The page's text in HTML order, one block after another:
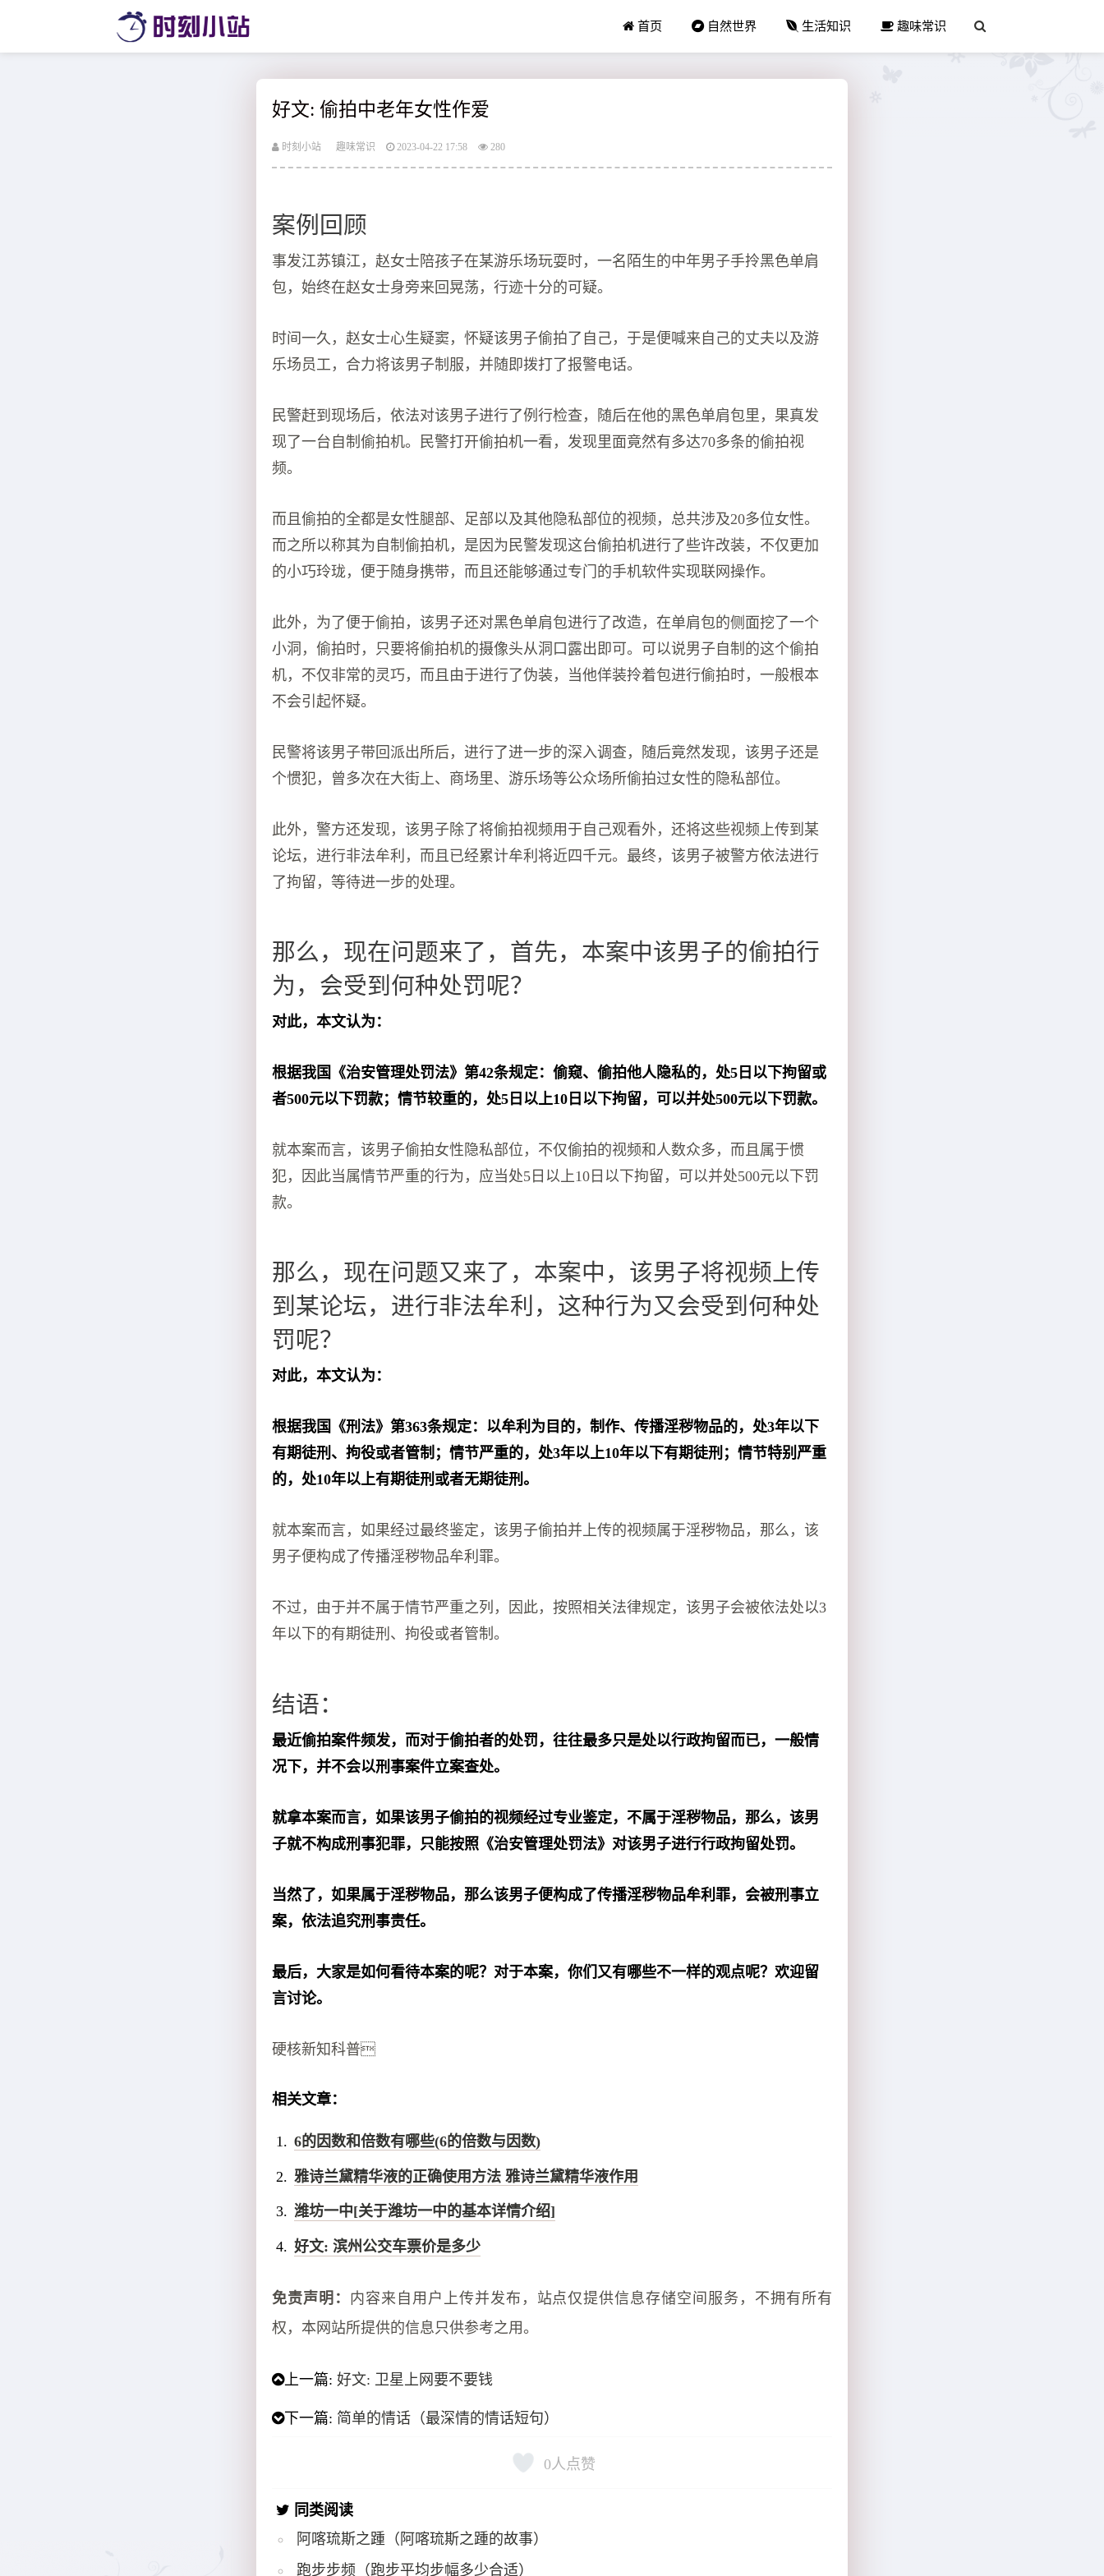
首页 自然世界 生活知识 趣味常识
好文: 偷拍中老年女性作爱
时刻小站 趣味常识 2023-04-22 17:58 280
案例回顾
事发江苏镇江，赵女士陪孩子在某游乐场玩耍时，一名陌生的中年男子手拎黑色单肩
包，始终在赵女士身旁来回晃荡，行迹十分的可疑。
时间一久，赵女士心生疑窦，怀疑该男子偷拍了自己，于是便喊来自己的丈夫以及游
乐场员工，合力将该男子制服，并随即拨打了报警电话。
民警赶到现场后，依法对该男子进行了例行检查，随后在他的黑色单肩包里，果真发
现了一台自制偷拍机。民警打开偷拍机一看，发现里面竟然有多达70多条的偷拍视
频。
而且偷拍的全都是女性腿部、足部以及其他隐私部位的视频，总共涉及20多位女性。
而之所以称其为自制偷拍机，是因为民警发现这台偷拍机进行了些许改装，不仅更加
的小巧玲珑，便于随身携带，而且还能够通过专门的手机软件实现联网操作。
此外，为了便于偷拍，该男子还对黑色单肩包进行了改造，在单肩包的侧面挖了一个
小洞，偷拍时，只要将偷拍机的摄像头从洞口露出即可。可以说男子自制的这个偷拍
机，不仅非常的灵巧，而且由于进行了伪装，当他佯装拎着包进行偷拍时，一般根本
不会引起怀疑。
民警将该男子带回派出所后，进行了进一步的深入调查，随后竟然发现，该男子还是
个惯犯，曾多次在大街上、商场里、游乐场等公众场所偷拍过女性的隐私部位。
此外，警方还发现，该男子除了将偷拍视频用于自己观看外，还将这些视频上传到某
论坛，进行非法牟利，而且已经累计牟利将近四千元。最终，该男子被警方依法进行
了拘留，等待进一步的处理。
那么，现在问题来了，首先，本案中该男子的偷拍行
为，会受到何种处罚呢？
对此，本文认为：
根据我国《治安管理处罚法》第42条规定：偷窥、偷拍他人隐私的，处5日以下拘留或
者500元以下罚款；情节较重的，处5日以上10日以下拘留，可以并处500元以下罚款。
就本案而言，该男子偷拍女性隐私部位，不仅偷拍的视频和人数众多，而且属于惯
犯，因此当属情节严重的行为，应当处5日以上10日以下拘留，可以并处500元以下罚
款。
那么，现在问题又来了，本案中，该男子将视频上传
到某论坛，进行非法牟利，这种行为又会受到何种处
罚呢？
对此，本文认为：
根据我国《刑法》第363条规定：以牟利为目的，制作、传播淫秽物品的，处3年以下
有期徒刑、拘役或者管制；情节严重的，处3年以上10年以下有期徒刑；情节特别严重
的，处10年以上有期徒刑或者无期徒刑。
就本案而言，如果经过最终鉴定，该男子偷拍并上传的视频属于淫秽物品，那么，该
男子便构成了传播淫秽物品牟利罪。
不过，由于并不属于情节严重之列，因此，按照相关法律规定，该男子会被依法处以3
年以下的有期徒刑、拘役或者管制。
结语：
最近偷拍案件频发，而对于偷拍者的处罚，往往最多只是处以行政拘留而已，一般情
况下，并不会以刑事案件立案查处。
就拿本案而言，如果该男子偷拍的视频经过专业鉴定，不属于淫秽物品，那么，该男
子就不构成刑事犯罪，只能按照《治安管理处罚法》对该男子进行行政拘留处罚。
当然了，如果属于淫秽物品，那么该男子便构成了传播淫秽物品牟利罪，会被刑事立
案，依法追究刑事责任。
最后，大家是如何看待本案的呢？对于本案，你们又有哪些不一样的观点呢？欢迎留
言讨论。
硬核新知科普
相关文章：
6的因数和倍数有哪些(6的倍数与因数)
雅诗兰黛精华液的正确使用方法 雅诗兰黛精华液作用
潍坊一中[关于潍坊一中的基本详情介绍]
好文: 滨州公交车票价是多少
免责声明： 内容来自用户上传并发布，站点仅提供信息存储空间服务，不拥有所有
权，本网站所提供的信息只供参考之用。
上一篇:好文: 卫星上网要不要钱
下一篇: 简单的情话（最深情的情话短句）
0人点赞
同类阅读
阿喀琉斯之踵（阿喀琉斯之踵的故事）
跑步步频（跑步平均步幅多少合适）